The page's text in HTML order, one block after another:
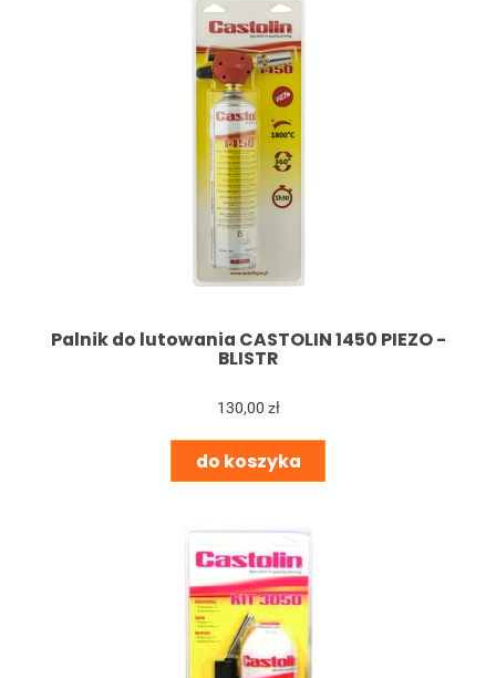
Palnik do lutowania CASTOLIN 1450 PIEZO -
BLISTR
130,00 zł
do koszyka